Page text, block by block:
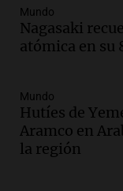
Episodios
Audio.La
firmó
Episodios
Audio.
Messi
Mundo
Nagasaki
atómica en su
Mundo
Hutíes de
Aramco en
la región